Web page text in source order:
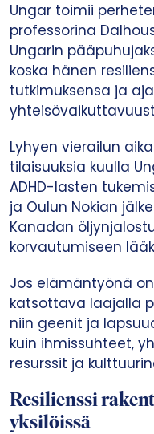
Ungar toimii
professorina
Ungarin
koska hänen
tutkimuksensa ja
Lyhyen vierailun
tilaisuuksia kuulla
ADHD-lasten
ja Oulun Nokian
Kanadan
korvautumiseen
Jos elämäntyönä
katsottava laajalla
niin geenit ja
kuin ihmissuhteet,
resurssit ja
Resilienssi
yksilöissä